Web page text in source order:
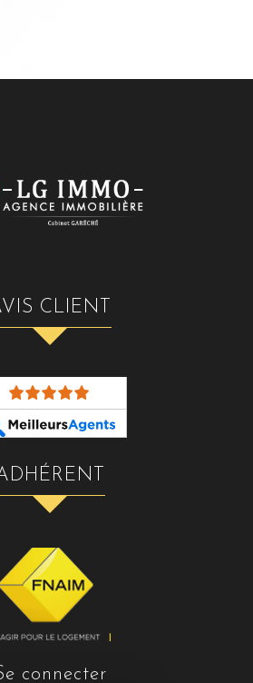
AVIS CLIENT
ADHÉRENT
se connecter